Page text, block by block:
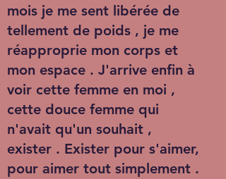
mois je me sent libérée de
tellement de poids , je me
réapproprie mon corps et
mon espace . J'arrive enfin à
voir cette femme en moi ,
cette douce femme qui
n'avait qu'un souhait ,
exister . Exister pour s'aimer,
pour aimer tout simplement .